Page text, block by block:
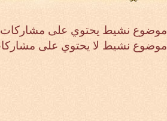
موضوع نشيط يحتوي على مشاركات
موضوع نشيط لا يحتوي على